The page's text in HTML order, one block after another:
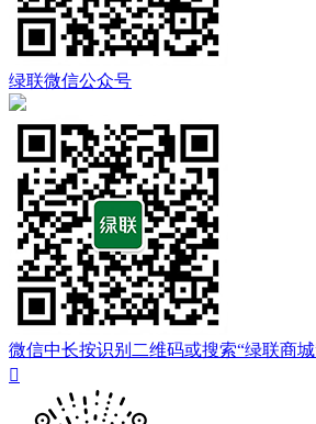
绿联微信公众号
微信中长按识别二维码或搜索“绿联商
